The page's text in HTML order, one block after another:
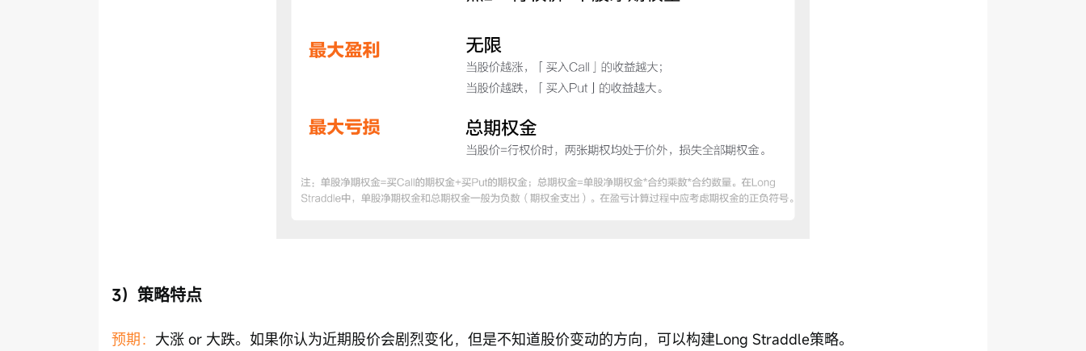
3）策略特点
预期： 大涨 or 大跌。如果你认为近期股价会剧烈变化，但是不知道股价变动的方向，可以构建Long Straddle策略。